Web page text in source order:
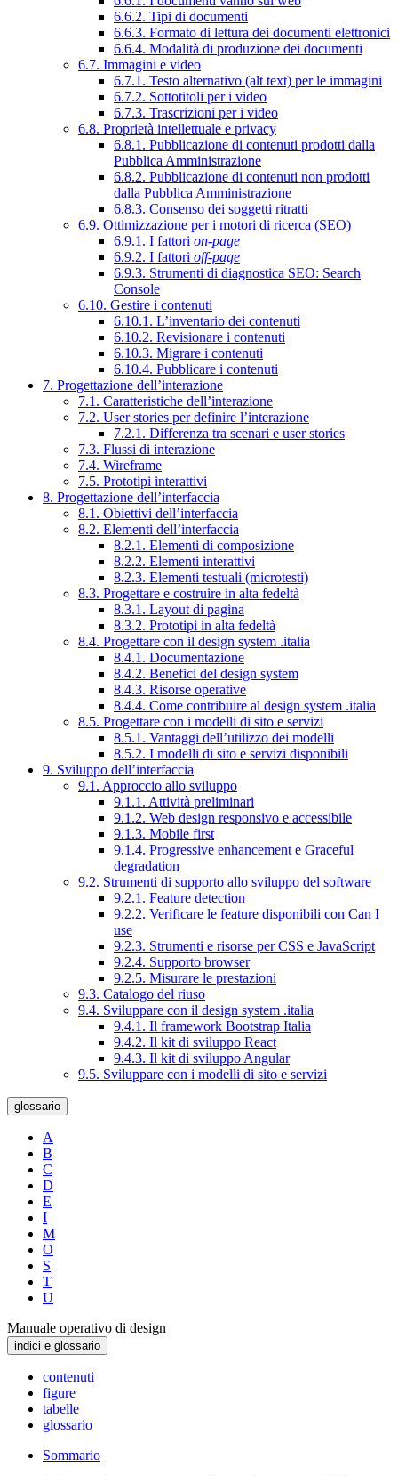
6.6.2. Tipi di documenti
6.6.3. Formato di lettura dei documenti elettronici
6.6.4. Modalità di produzione dei documenti
6.7. Immagini e video
6.7.1. Testo alternativo (alt text) per le immagini
6.7.2. Sottotitoli per i video
6.7.3. Trascrizioni per i video
6.8. Proprietà intellettuale e privacy
6.8.1. Pubblicazione di contenuti prodotti dalla
Pubblica Amministrazione
6.8.2. Pubblicazione di contenuti non prodotti
dalla Pubblica Amministrazione
6.8.3. Consenso dei soggetti ritratti
6.9. Ottimizzazione per i motori di ricerca (SEO)
6.9.1. I fattori on-page
6.9.2. I fattori off-page
6.9.3. Strumenti di diagnostica SEO: Search
Console
6.10. Gestire i contenuti
6.10.1. L’inventario dei contenuti
6.10.2. Revisionare i contenuti
6.10.3. Migrare i contenuti
6.10.4. Pubblicare i contenuti
7. Progettazione dell’interazione
7.1. Caratteristiche dell’interazione
7.2. User stories per definire l’interazione
7.2.1. Differenza tra scenari e user stories
7.3. Flussi di interazione
7.4. Wireframe
7.5. Prototipi interattivi
8. Progettazione dell’interfaccia
8.1. Obiettivi dell’interfaccia
8.2. Elementi dell’interfaccia
8.2.1. Elementi di composizione
8.2.2. Elementi interattivi
8.2.3. Elementi testuali (microtesti)
8.3. Progettare e costruire in alta fedeltà
8.3.1. Layout di pagina
8.3.2. Prototipi in alta fedeltà
8.4. Progettare con il design system .italia
8.4.1. Documentazione
8.4.2. Benefici del design system
8.4.3. Risorse operative
8.4.4. Come contribuire al design system .italia
8.5. Progettare con i modelli di sito e servizi
8.5.1. Vantaggi dell’utilizzo dei modelli
8.5.2. I modelli di sito e servizi disponibili
9. Sviluppo dell’interfaccia
9.1. Approccio allo sviluppo
9.1.1. Attività preliminari
9.1.2. Web design responsivo e accessibile
9.1.3. Mobile first
9.1.4. Progressive enhancement e Graceful
degradation
9.2. Strumenti di supporto allo sviluppo del software
9.2.1. Feature detection
9.2.2. Verificare le feature disponibili con Can I
use
9.2.3. Strumenti e risorse per CSS e JavaScript
9.2.4. Supporto browser
9.2.5. Misurare le prestazioni
9.3. Catalogo del riuso
9.4. Sviluppare con il design system .italia
9.4.1. Il framework Bootstrap Italia
9.4.2. Il kit di sviluppo React
9.4.3. Il kit di sviluppo Angular
9.5. Sviluppare con i modelli di sito e servizi
glossario
A
B
C
D
E
I
M
O
S
T
U
Manuale operativo di design
indici e glossario
contenuti
figure
tabelle
glossario
Sommario